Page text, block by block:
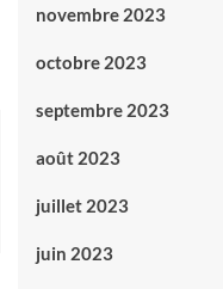
novembre 2023
octobre 2023
septembre 2023
août 2023
juillet 2023
juin 2023